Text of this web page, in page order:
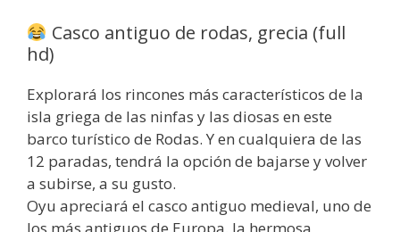
Casco antiguo de rodas, grecia (full
hd)
Explorará los rincones más característicos de la
isla griega de las ninfas y las diosas en este
barco turístico de Rodas. Y en cualquiera de las
12 paradas, tendrá la opción de bajarse y volver
a subirse, a su gusto.
Oyu apreciará el casco antiguo medieval, uno de
los más antiguos de Europa, la hermosa